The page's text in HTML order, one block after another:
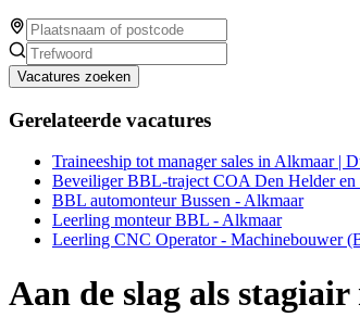
Vacatures zoeken
Gerelateerde vacatures
Traineeship tot manager sales in Alkmaar |
Beveiliger BBL-traject COA Den Helder en
BBL automonteur Bussen - Alkmaar
Leerling monteur BBL - Alkmaar
Leerling CNC Operator - Machinebouwer
Aan de slag als